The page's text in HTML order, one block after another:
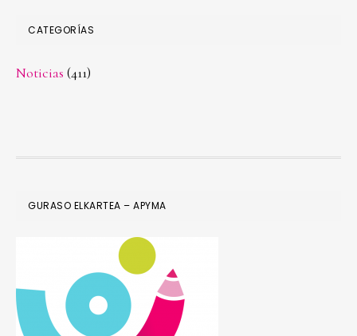
CATEGORÍAS
Noticias (411)
FOOTER
GURASO ELKARTEA – APYMA